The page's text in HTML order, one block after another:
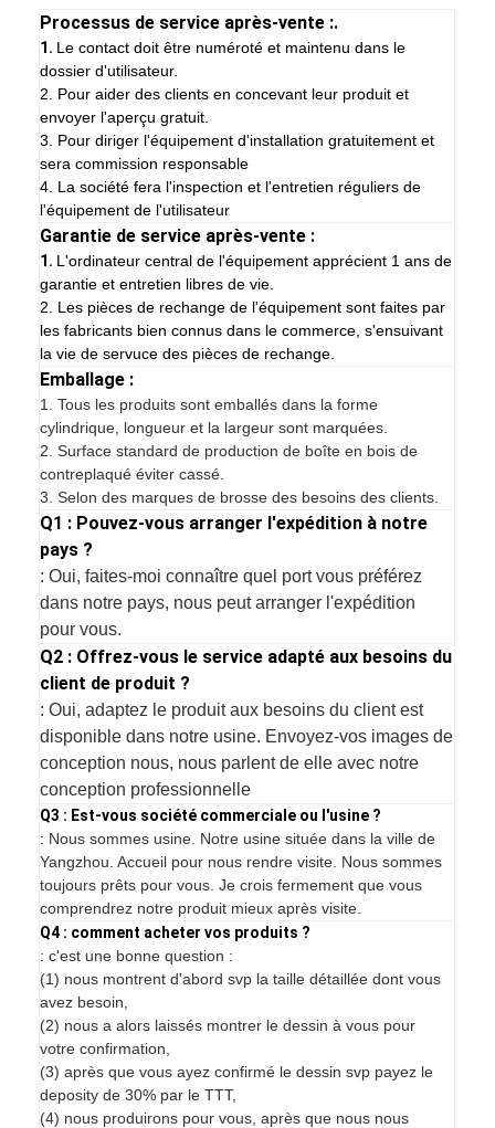
Processus de service après-vente :.
1. Le contact doit être numéroté et maintenu dans le
dossier d'utilisateur.
2. Pour aider des clients en concevant leur produit et
envoyer l'aperçu gratuit.
3. Pour diriger l'équipement d'installation gratuitement et
sera commission responsable
4. La société fera l'inspection et l'entretien réguliers de
l'équipement de l'utilisateur
Garantie de service après-vente :
1. L'ordinateur central de l'équipement apprécient 1 ans de
garantie et entretien libres de vie.
2. Les pièces de rechange de l'équipement sont faites par
les fabricants bien connus dans le commerce, s'ensuivant
la vie de servuce des pièces de rechange.
Emballage :
1.Tous les produits sont emballés dans la forme
cylindrique, longueur et la largeur sont marquées.
2. Surface standard de production de boîte en bois de
contreplaqué éviter cassé.
3. Selon des marques de brosse des besoins des clients.
Q1 : Pouvez-vous arranger l'expédition à notre
pays ?
: Oui, faites-moi connaître quel port vous préférez
dans notre pays, nous peut arranger l'expédition
pour vous.
Q2 : Offrez-vous le service adapté aux besoins du
client de produit ?
: Oui, adaptez le produit aux besoins du client est
disponible dans notre usine. Envoyez-vos images de
conception nous, nous parlent de elle avec notre
conception professionnelle
Q3 : Est-vous société commerciale ou l'usine ?
: Nous sommes usine. Notre usine située dans la ville de
Yangzhou. Accueil pour nous rendre visite. Nous sommes
toujours prêts pour vous. Je crois fermement que vous
comprendrez notre produit mieux après visite.
Q4 : comment acheter vos produits ?
: c'est une bonne question :
(1) nous montrent d'abord svp la taille détaillée dont vous
avez besoin,
(2) nous a alors laissés montrer le dessin à vous pour
votre confirmation,
(3) après que vous ayez confirmé le dessin svp payez le
deposity de 30% par le TTT,
(4) nous produirons pour vous, après que nous nous